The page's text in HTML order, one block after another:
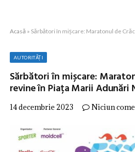
Acasă » Sărbători în mișcare: Maratonul de Crăciun
AUTORITĂȚI
Sărbători în mișcare:
revine în Piața Marii Adunări
14 decembrie 2023 Niciun